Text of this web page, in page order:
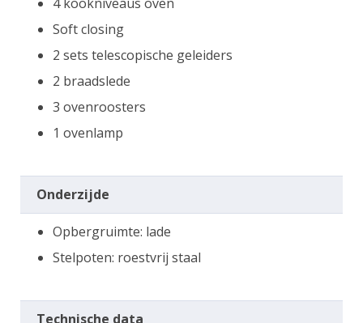
Soft closing
2 sets telescopische geleiders
2 braadslede
3 ovenroosters
1 ovenlamp
Onderzijde
Opbergruimte: lade
Stelpoten: roestvrij staal
Technische data